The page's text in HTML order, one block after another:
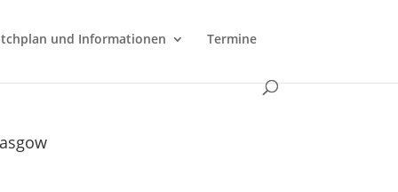
und Informationen Termine